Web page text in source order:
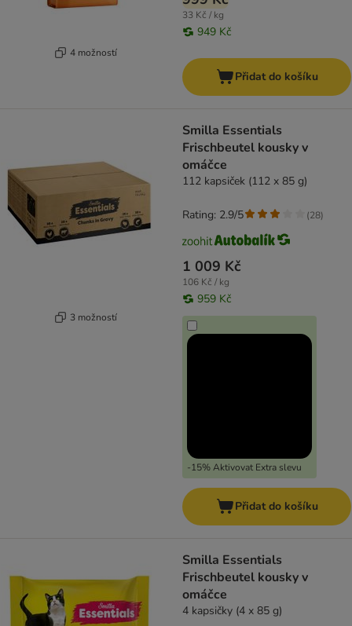
4 možností
33 Kč / kg
949 Kč
Přidat do košíku
3 možností
Smilla Essentials
Frischbeutel kousky v
omáčce
112 kapsiček (112 x 85 g)
1 009 Kč
106 Kč / kg
959 Kč
-15% Aktivovat Extra slevu
Rating: 2.9/5 (28)
Přidat do košíku
Smilla Essentials
Frischbeutel kousky v
omáčce
4 kapsičky (4 x 85 g)